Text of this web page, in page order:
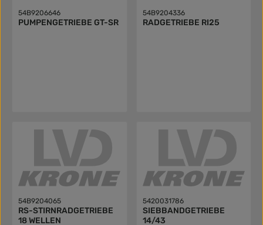
54B9206646
PUMPENGETRIEBE GT-SR
54B9204336
RADGETRIEBE RI25
54B9204065
RS-STIRNRADGETRIEBE
18 WELLEN
5420031786
SIEBBANDGETRIEBE
14/43